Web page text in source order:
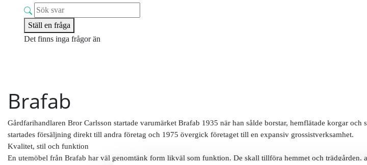
Ställ en fråga
Det finns inga frågor än
Brafab
Gårdfarihandlaren Bror Carlsson startade varumärket Brafab 1935 när han sålde borstar, hemflätade korgar
startades försäljning direkt till andra företag och 1975 övergick företaget till en expansiv grossistverksamhet.
Kvalitet, stil och funktion
En utemöbel från Brafab har väl genomtänk form likväl som funktion. De skall tillföra hemmet och trädgården,